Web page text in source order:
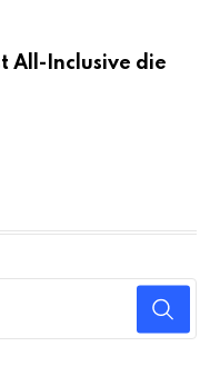
All-Inclusive die